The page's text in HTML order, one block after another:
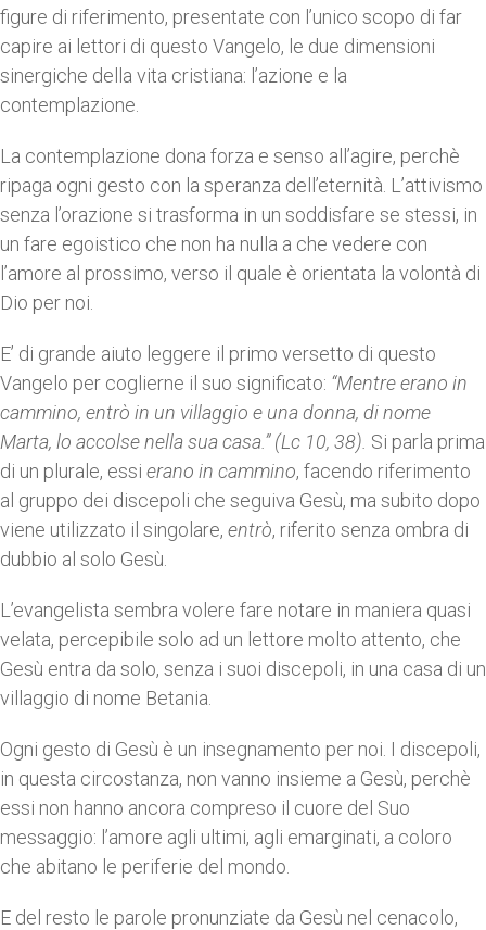
figure di riferimento, presentate con l’unico scopo di far
capire ai lettori di questo Vangelo, le due dimensioni
sinergiche della vita cristiana: l’azione e la
contemplazione.
La contemplazione dona forza e senso all’agire, perchè
ripaga ogni gesto con la speranza dell’eternità. L’attivismo
senza l’orazione si trasforma in un soddisfare se stessi, in
un fare egoistico che non ha nulla a che vedere con
l’amore al prossimo, verso il quale è orientata la volontà di
Dio per noi.
E’ di grande aiuto leggere il primo versetto di questo
Vangelo per coglierne il suo significato: “Mentre erano in
cammino, entrò in un villaggio e una donna, di nome
Marta, lo accolse nella sua casa.” (Lc 10, 38). Si parla prima
di un plurale, essi erano in cammino, facendo riferimento
al gruppo dei discepoli che seguiva Gesù, ma subito dopo
viene utilizzato il singolare, entrò, riferito senza ombra di
dubbio al solo Gesù.
L’evangelista sembra volere fare notare in maniera quasi
velata, percepibile solo ad un lettore molto attento, che
Gesù entra da solo, senza i suoi discepoli, in una casa di un
villaggio di nome Betania.
Ogni gesto di Gesù è un insegnamento per noi. I discepoli,
in questa circostanza, non vanno insieme a Gesù, perchè
essi non hanno ancora compreso il cuore del Suo
messaggio: l’amore agli ultimi, agli emarginati, a coloro
che abitano le periferie del mondo.
E del resto le parole pronunziate da Gesù nel cenacolo,